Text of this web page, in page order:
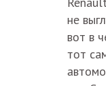
не
вот в
тот